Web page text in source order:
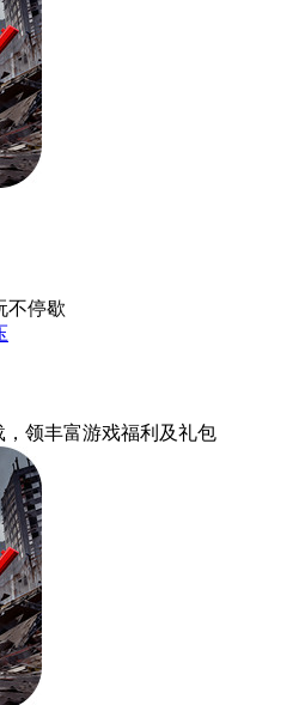
不停歇
，领丰富游戏福利 及礼包